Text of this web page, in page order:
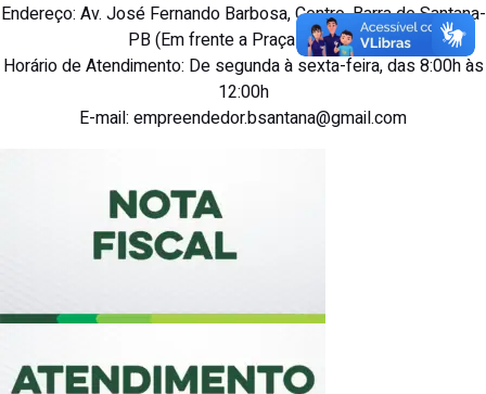
Endereço: Av. José Fernando Barbosa, Centro, Barra de Santana-
PB (Em frente a Praça de Táxi)
Horário de Atendimento: De segunda à sexta-feira, das 8:00h às
12:00h
E-mail: empreendedor.bsantana@gmail.com